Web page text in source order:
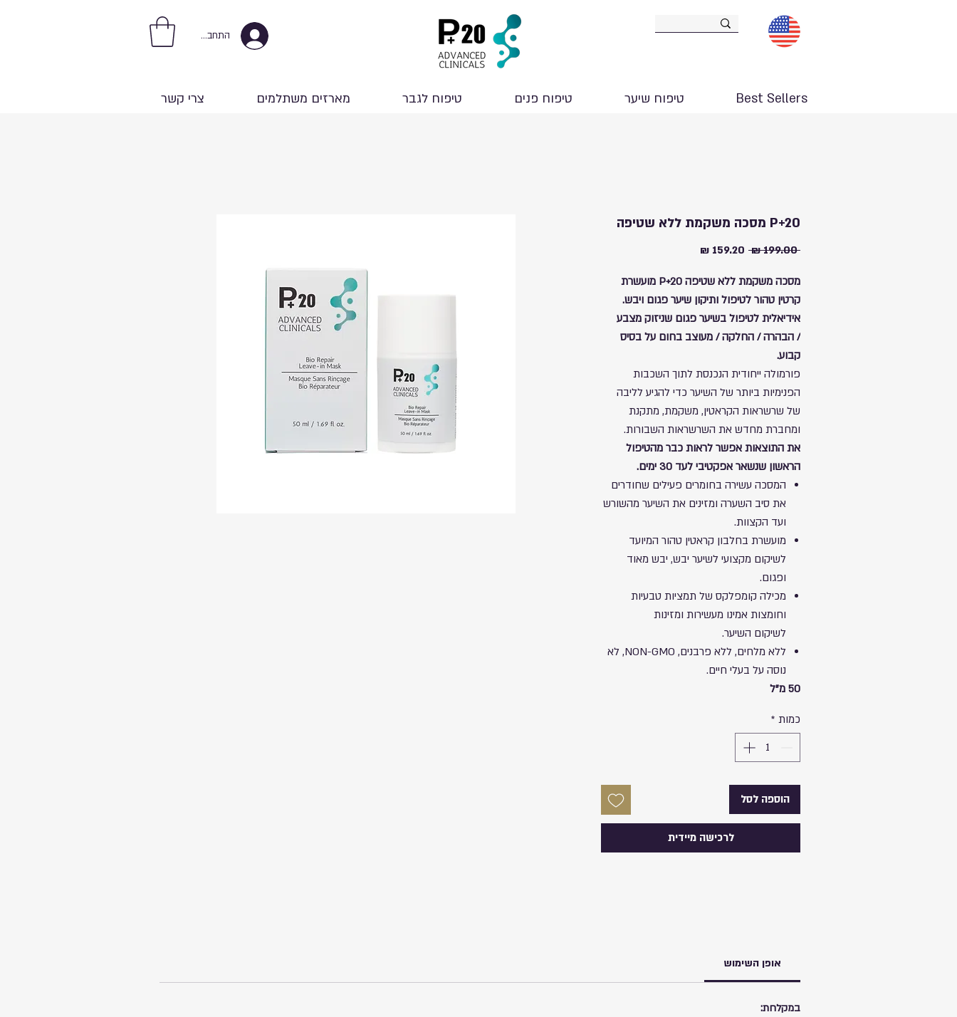
התחברות
Best Sellers טיפוח שיער טיפוח פנים טיפוח לגבר מארזים משתלמים צרי קשר
P+20 מסכה משקמת ללא שטיפה
‏199.00 ‏₪
מחיר
מסכה משקמת ללא שטיפה P+20 מועשרת
קרטין טהור לטיפול ותיקון שיער פגום ויבש.
אידיאלית לטיפול בשיער פגום שניזוק מצבע
/ הבהרה / החלקה / מעוצב בחום על בסיס
קבוע.
פורמולה ייחודית הנכנסת לתוך השכבות
הפנימיות ביותר של השיער כדי להגיע לליבה
של שרשראות הקראטין, משקמת, מתקנת
ומחברת מחדש את השרשראות השבורות.
את התוצאות אפשר לראות כבר מהטיפול
הראשון שנשאר אפקטיבי לעד 30 ימים.
המסכה עשירה בחומרים פעילים שחודרים
את סיב השערה ומזינים את השיער מהשורש
ועד הקצוות.
מועשרת בחלבון קראטין טהור המיועד
לשיקום מקצועי לשיער יבש, יבש מאוד
ופגום.
מכילה קומפלקס של תמציות טבעיות
וחומצות אמינו מעשירות ומזינות
לשיקום השיער.
ללא מלחים, ללא פרבנים, NON-GMO, לא
נוסה על בעלי חיים.
50 מ"ל
כמות *
הוספה לסל
לרכישה מיידית
אופן השימוש
במקלחת: